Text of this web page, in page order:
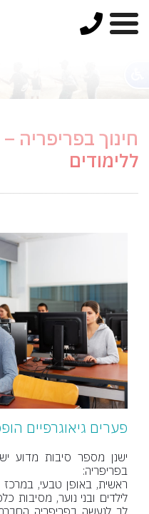
חינוך בפריפריה
ללימודים
פערים גיאוגרפיים
ישנן מספר סיבות מדוע
בפריפריה:
ראשית, באופן טבעי,
לילדים ובני נוער, מסיבות